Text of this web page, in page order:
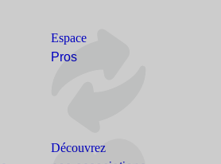
Espace
Pros
Découvrez